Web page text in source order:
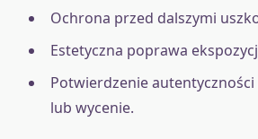
Ochrona przed dalszymi
Estetyczna poprawa
Potwierdzenie
lub wycenie.